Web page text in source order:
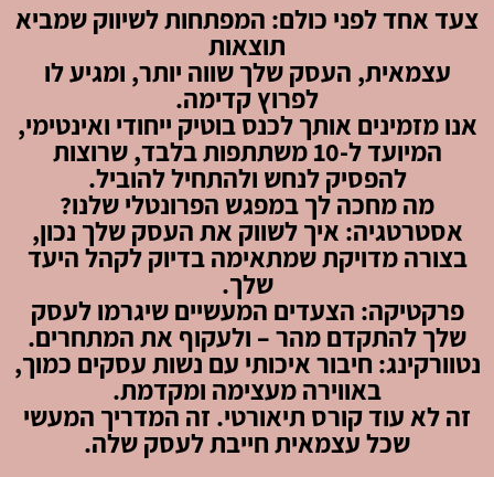
צעד אחד לפני כולם: המפתחות לשיווק שמביא
תוצאות
עצמאית, העסק שלך שווה יותר, ומגיע לו
לפרוץ קדימה.
אנו מזמינים אותך לכנס בוטיק ייחודי ואינטימי,
המיועד ל-10 משתתפות בלבד, שרוצות
להפסיק לנחש ולהתחיל להוביל.
מה מחכה לך במפגש הפרונטלי שלנו?
אסטרטגיה: איך לשווק את העסק שלך נכון,
בצורה מדויקת שמתאימה בדיוק לקהל היעד
שלך.
פרקטיקה: הצעדים המעשיים שיגרמו לעסק
שלך להתקדם מהר – ולעקוף את המתחרים.
נטוורקינג: חיבור איכותי עם נשות עסקים כמוך,
באווירה מעצימה ומקדמת.
זה לא עוד קורס תיאורטי. זה המדריך המעשי
שכל עצמאית חייבת לעסק שלה.